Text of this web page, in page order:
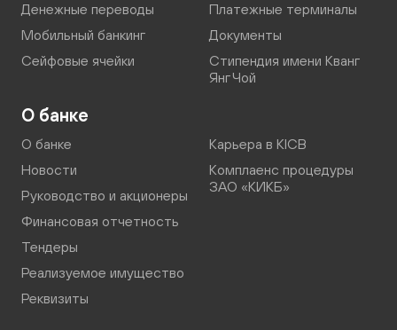
Денежные переводы
Мобильный банкинг
Сейфовые ячейки
Платежные терминалы
Документы
Стипендия имени Кванг
Янг Чой
О банке
О банке
Новости
Руководство и акционеры
Финансовая отчетность
Тендеры
Реализуемое имущество
Реквизиты
Карьера в KICB
Комплаенс процедуры
ЗАО «КИКБ»